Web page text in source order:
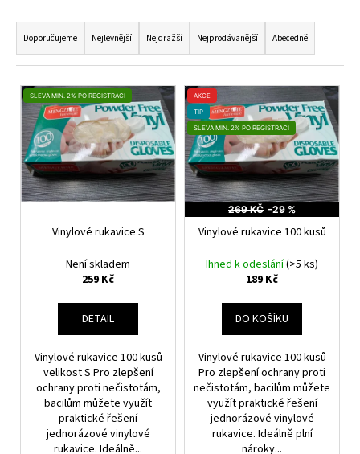
Ř
A
Z
E
N
P
R
O
D
Doporučujeme Nejlevnější Nejdražší Nejprodávanější Abecedně
V
Ý
P
S
P
SLEVA MIN. 2% PO REGISTRACI
Vinylové rukavice S
Není skladem
259 Kč
DETAIL
Vinylové rukavice 100 kusů
velikost S Pro zlepšení
ochrany proti nečistotám,
bacilům můžete využít
praktické řešení
jednorázové vinylové
rukavice. Ideálně...
AKCE
TIP
SLEVA MIN. 2% PO REGISTRACI
269 KČ –29 %
Vinylové rukavice 100 kusů
Ihned k odeslání(>5 ks)
189 Kč
DO KOŠÍKU
Vinylové rukavice 100 kusů
Pro zlepšení ochrany proti
nečistotám, bacilům můžete
využít praktické řešení
jednorázové vinylové
rukavice. Ideálně plní
nároky...
b
u
j
e
t
e
n
a
í
HLEDAT